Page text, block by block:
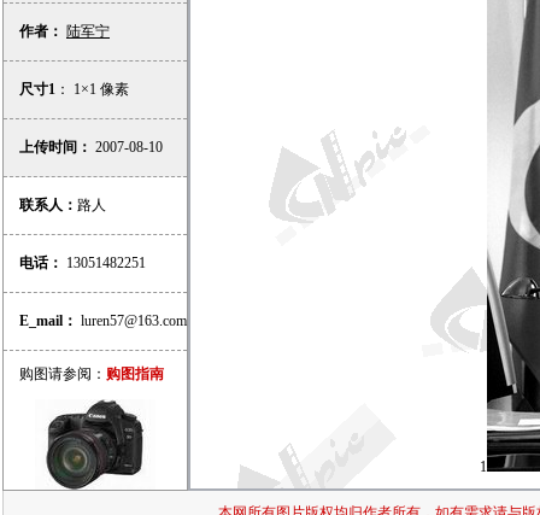
作者： 陆军宁
尺寸1 ： 1×1 像素
上传时间： 2007-08-10
联系人： 路人
电话： 13051482251
E_mail： luren57@163.com
购图请参阅： 购图指南
1